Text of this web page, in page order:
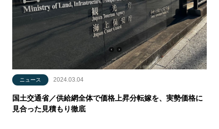
ニュース 2024.03.04
国土交通省／供給網全体で価格上昇分転嫁を、実勢価格に
見合った見積もり徹底